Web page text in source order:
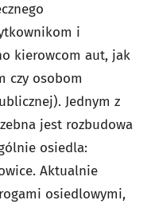
i
kierowcom aut, jak
czy osobom
Jednym z
jest rozbudowa
osiedla:
Aktualnie
osiedlowymi,